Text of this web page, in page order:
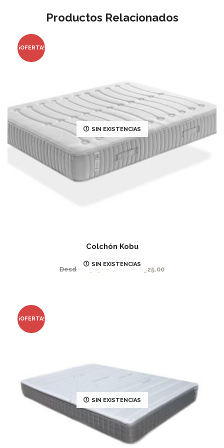
Productos Relacionados
¡OFERTA!
SIN EXISTENCIAS
Colchón Kobu
Desde:
325.00
SIN EXISTENCIAS
¡OFERTA!
SIN EXISTENCIAS